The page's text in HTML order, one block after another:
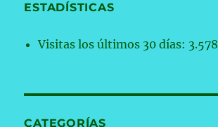
ESTADÍSTICAS
Visitas los últimos 30 días: 3.578
CATEGORÍAS